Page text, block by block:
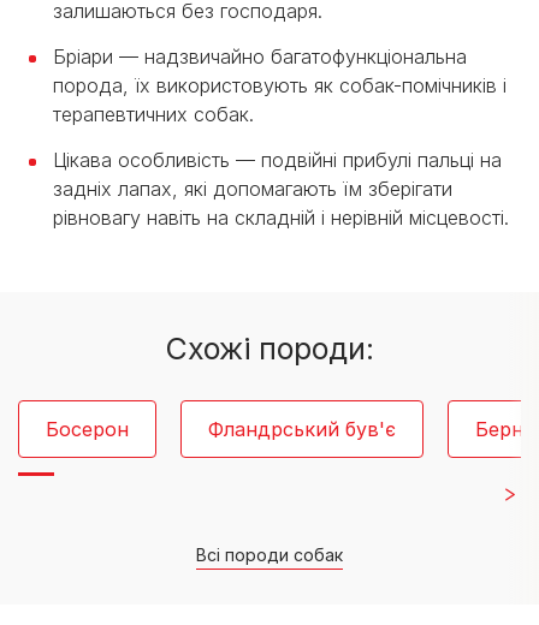
залишаються без господаря.
Брiари — надзвичайно багатофункціональна
порода, їх використовують як собак-помічників і
терапевтичних собак.
Цікава особливість — подвійні прибулі пальці на
задніх лапах, які допомагають їм зберігати
рівновагу навіть на складній і нерівній місцевості.
Cхожі породи:
Босерон Фландрський був'є
Всі породи собак